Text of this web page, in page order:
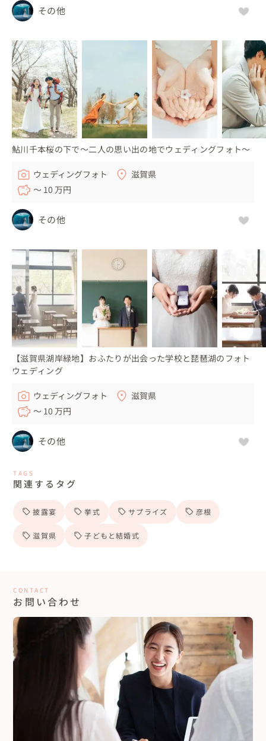
その他
鮎川千本桜の下で〜二人の思い出の地でウェディングフォト〜
ウェディングフォト
滋賀県
〜 10 万円
その他
【滋賀県湖岸緑地】おふたりが出会った学校と琵琶湖のフォト
ウェディング
ウェディングフォト
滋賀県
〜 10 万円
その他
TAGS
関連するタグ
披露宴 挙式 サプライズ 彦根
滋賀県 子どもと結婚式
CONTACT
お問い合わせ